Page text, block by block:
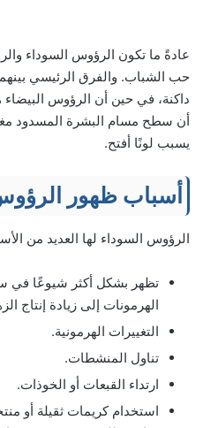
عادةً ما تكون الرؤوس السوداء
حب الشباب. والفرق الرئيسي
داكنة، في حين أن الرؤوس
أن سطح مسام البشرة المسدود
يسبب لونًا أفتح.
أسباب ظهور
الرؤوس السوداء لها العديد من
تظهر بشكل أكثر شيوعًا في
الهرمونات إلى زيادة إنتاج
التغييرات الهرمونية.
تناول المنشطات.
ارتداء القبعات أو الخوذات.
استخدام كريمات ثقيلة أو